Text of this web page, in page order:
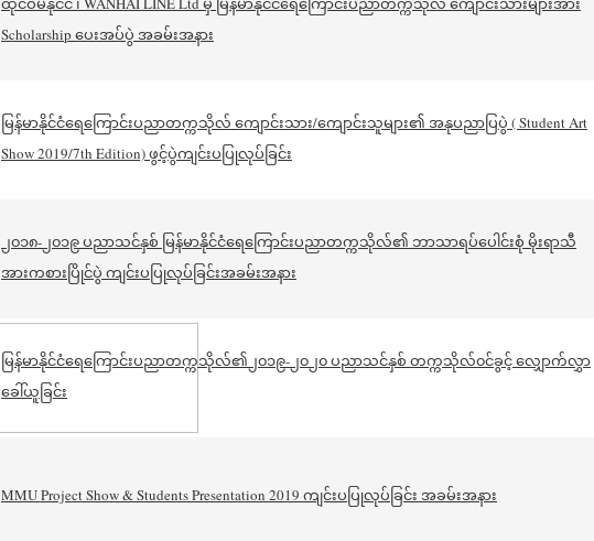
Scholarship ပေးအပ်ပွဲ အခမ်းအနား
မြန်မာနိုင်ငံရေကြောင်းပညာတက္ကသိုလ် ကျောင်းသား/ကျောင်းသူများ၏ အနုပညာပြပွဲ ( Student Art
Show 2019/7th Edition) ဖွင့်ပွဲကျင်းပပြုလုပ်ခြင်း
၂၀၁၈-၂၀၁၉ ပညာသင်နှစ် မြန်မာနိုင်ငံရေကြောင်းပညာတက္ကသိုလ်၏ ဘာသာရပ်ပေါင်းစုံ မိုးရာသီ
အားကစားပြိုင်ပွဲ ကျင်းပပြုလုပ်ခြင်းအခမ်းအနား
မြန်မာနိုင်ငံရေကြောင်းပညာတက္ကသိုလ်၏၂၀၁၉-၂၀၂၀ ပညာသင်နှစ် တက္ကသိုလ်၀င်ခွင့် လျှောက်လွှာ
ခေါ်ယူခြင်း
MMU Project Show & Students Presentation 2019 ကျင်းပပြုလုပ်ခြင်း အခမ်းအနား